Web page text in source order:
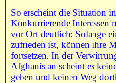
So erscheint die Situation
Konkurrierende Interessen
vor Ort deutlich: Solange
zufrieden ist, können ihre
fortsetzen. In der
Afghanistan scheint es
geben und keinen Weg